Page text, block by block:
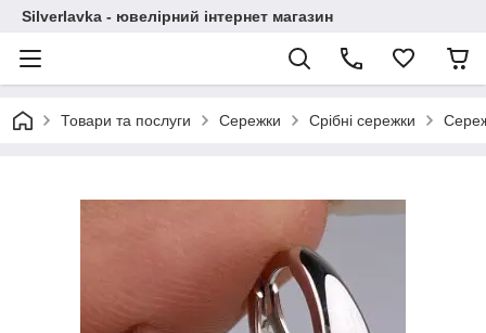
Silverlavka - ювелірний інтернет магазин
Товари та послуги Сережки Срібні сережки